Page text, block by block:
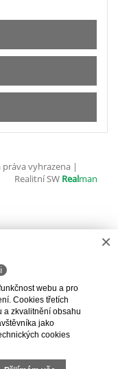
práva vyhrazena |
Realitní SW Realman
×
ℹ
webu a pro
Cookies třetích
a zkvalitnění obsahu
jako
cookies